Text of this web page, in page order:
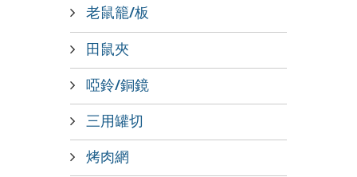
老鼠籠/板
田鼠夾
啞鈴/銅鏡
三用罐切
烤肉網